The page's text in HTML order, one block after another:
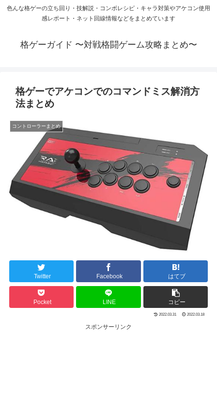
色んな格ゲーの立ち回り・技解説・コンボレシピ・キャラ対策やアケコン使用
感レポート・ネット回線情報などをまとめています
格ゲーガイド 〜対戦格闘ゲーム攻略まとめ〜
格ゲーでアケコンでのコマンドミス解消方
法まとめ
コントローラーまとめ
Twitter Facebook はてブ
Pocket LINE コピー
2022.03.31 2022.03.18
スポンサーリンク